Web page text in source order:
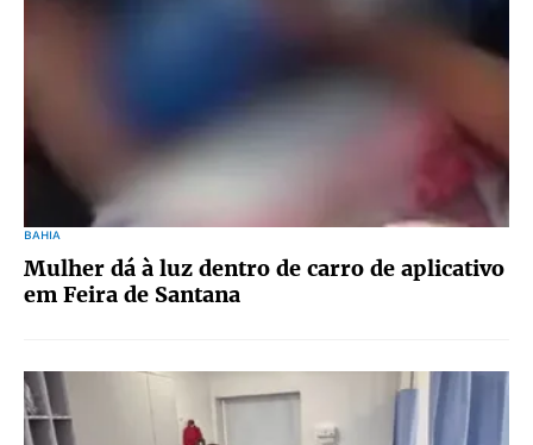
BAHIA
Mulher dá à luz dentro de carro de aplicativo
em Feira de Santana